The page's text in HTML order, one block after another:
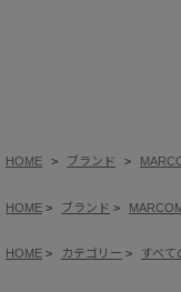
HOME ブランド
HOME ブランド
HOME カテゴリー すべて